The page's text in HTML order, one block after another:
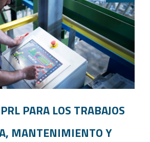
PARA LOS TRABAJOS
MANTENIMIENTO Y